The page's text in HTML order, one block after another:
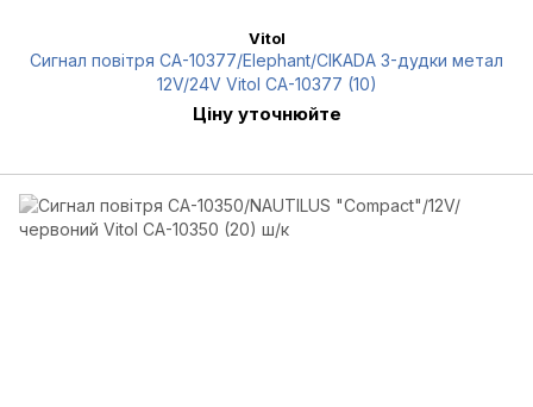
Vitol
Сигнал повітря CA-10377/Еlephant/CIKADA 3-дудки метал
12V/24V Vitol CA-10377 (10)
Ціну уточнюйте